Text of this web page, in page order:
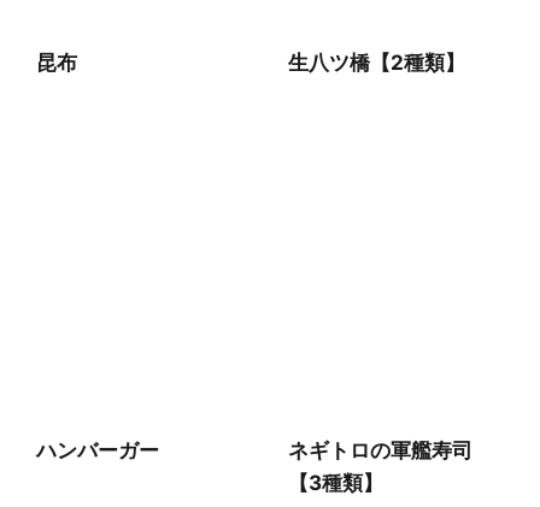
昆布 生八ツ橋【2種類】
ハンバーガー
ネギトロの軍艦寿司
【3種類】